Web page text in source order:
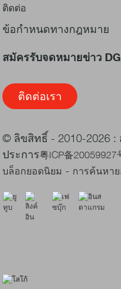
ติดต่อ
ข้อกำหนดทางกฎหมาย
สมัครรับจดหมายข่าว
ติดต่อเรา
© ลิขสิทธิ์ - 2010-2026
ประการ粤ICP备20059927
บล็อกยอดนิยม - การค้นหา